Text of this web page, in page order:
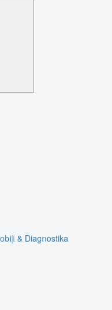
& Diagnostika